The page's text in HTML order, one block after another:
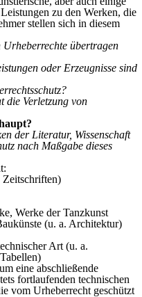
zu den Werken, die
stellen sich in diesem
übertragen
oder Erzeugnisse sind
die Verletzung von
der Literatur, Wissenschaft
nach Maßgabe dieses
Zeitschriften)
Werke der Tanzkunst
(u. a. Architektur)
Art (u. a.
eine abschließende
fortlaufenden technischen
vom Urheberrecht geschützt